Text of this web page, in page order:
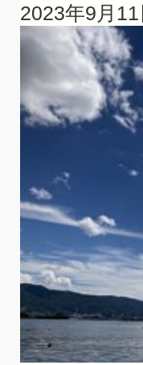
2023年9月11